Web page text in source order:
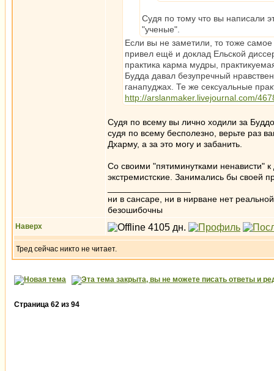
Судя по тому что вы написали
"ученые".
Если вы не заметили, то тоже
привел ещё и доклад Ельской
практика карма мудры,
Будда давал безупречный
ганапуджах. Те же сексуальные
http://arslanmaker.livejournal.com/
Судя по всему вы лично ходили за
судя по всему бесполезно, верьте раз
Дхарму, а за это могу и забанить.
Со своими "пятиминутками ненависти"
экстремистские. Занимались бы своей
ни в сансаре, ни в нирване нет
безошибочны
Наверх
Тред сейчас никто не читает.
Страница 62 из 94